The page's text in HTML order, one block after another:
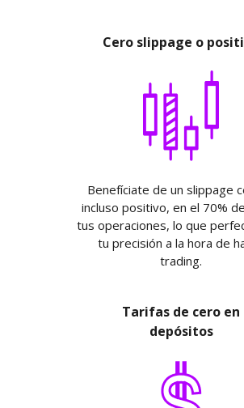
Cero slippage o
Benefíciate de un slippage
incluso positivo, en el 70%
tus operaciones, lo que
tu precisión a la hora de
trading.
Tarifas de cero en
depósitos